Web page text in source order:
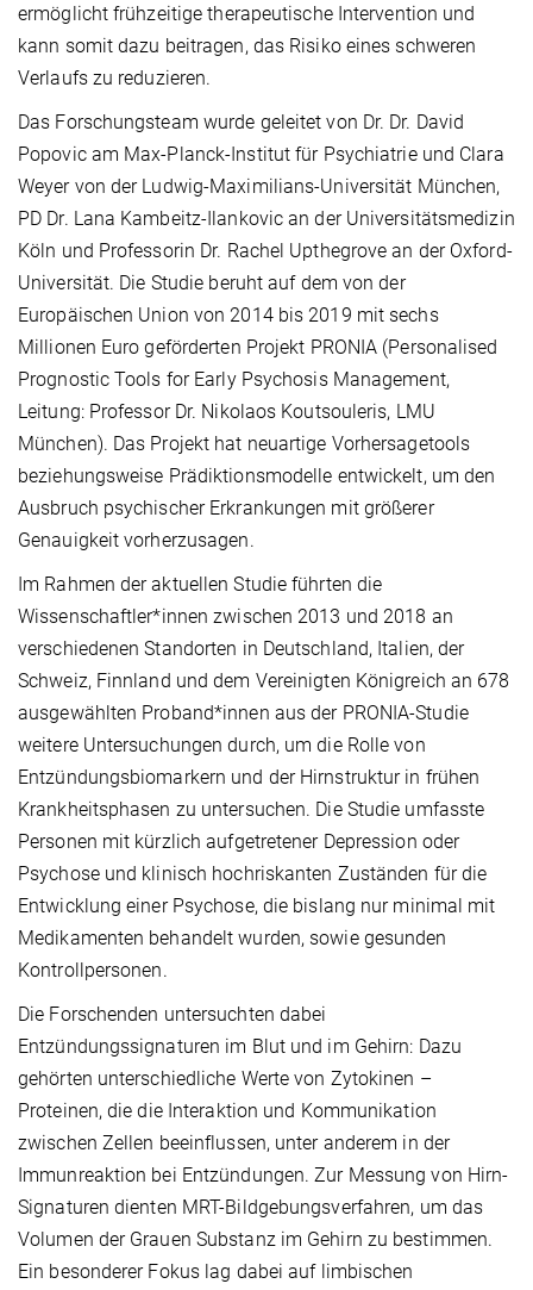
ermöglicht frühzeitige therapeutische Intervention und
kann somit dazu beitragen, das Risiko eines schweren
Verlaufs zu reduzieren.
Das Forschungsteam wurde geleitet von Dr. Dr. David
Popovic am Max-Planck-Institut für Psychiatrie und Clara
Weyer von der Ludwig-Maximilians-Universität München,
PD Dr. Lana Kambeitz-Ilankovic an der Universitätsmedizin
Köln und Professorin Dr. Rachel Upthegrove an der Oxford-
Universität. Die Studie beruht auf dem von der
Europäischen Union von 2014 bis 2019 mit sechs
Millionen Euro geförderten Projekt PRONIA (Personalised
Prognostic Tools for Early Psychosis Management,
Leitung: Professor Dr. Nikolaos Koutsouleris, LMU
München). Das Projekt hat neuartige Vorhersagetools
beziehungsweise Prädiktionsmodelle entwickelt, um den
Ausbruch psychischer Erkrankungen mit größerer
Genauigkeit vorherzusagen.
Im Rahmen der aktuellen Studie führten die
Wissenschaftler*innen zwischen 2013 und 2018 an
verschiedenen Standorten in Deutschland, Italien, der
Schweiz, Finnland und dem Vereinigten Königreich an 678
ausgewählten Proband*innen aus der PRONIA-Studie
weitere Untersuchungen durch, um die Rolle von
Entzündungsbiomarkern und der Hirnstruktur in frühen
Krankheitsphasen zu untersuchen. Die Studie umfasste
Personen mit kürzlich aufgetretener Depression oder
Psychose und klinisch hochriskanten Zuständen für die
Entwicklung einer Psychose, die bislang nur minimal mit
Medikamenten behandelt wurden, sowie gesunden
Kontrollpersonen.
Die Forschenden untersuchten dabei
Entzündungssignaturen im Blut und im Gehirn: Dazu
gehörten unterschiedliche Werte von Zytokinen –
Proteinen, die die Interaktion und Kommunikation
zwischen Zellen beeinflussen, unter anderem in der
Immunreaktion bei Entzündungen. Zur Messung von Hirn-
Signaturen dienten MRT-Bildgebungsverfahren, um das
Volumen der Grauen Substanz im Gehirn zu bestimmen.
Ein besonderer Fokus lag dabei auf limbischen